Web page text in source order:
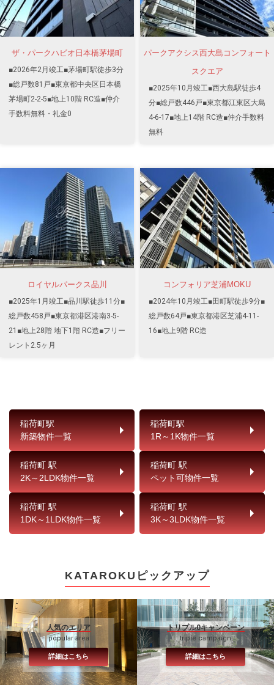
ザ・パークハビオ日本橋茅場町
■2026年2月竣工■茅場町駅徒歩3分
■総戸数81戸■東京都中央区日本橋
茅場町2-2-5■地上10階 RC造■仲介
手数料無料・礼金0
パークアクシス西大島コンフォート
スクエア
■2025年10月竣工■西大島駅徒歩4
分■総戸数446戸■東京都江東区大島
4-6-17■地上14階 RC造■仲介手数料
無料
ロイヤルパークス品川
■2025年1月竣工■品川駅徒歩11分■
総戸数458戸■東京都港区港南3-5-
21■地上28階 地下1階 RC造■フリー
レント2.5ヶ月
コンフォリア芝浦MOKU
■2024年10月竣工■田町駅徒歩9分■
総戸数64戸■東京都港区芝浦4-11-
16■地上9階 RC造
稲荷町駅
新築物件一覧
稲荷町駅
1R～1K物件一覧
稲荷町 駅
2K～2LDK物件一覧
稲荷町 駅
ペット可物件一覧
稲荷町 駅
1DK～1LDK物件一覧
稲荷町 駅
3K～3LDK物件一覧
KATAROKUピックアップ
人気のエリア
popular area
詳細はこちら
トリプル0キャンペーン
triple campaign
詳細はこちら